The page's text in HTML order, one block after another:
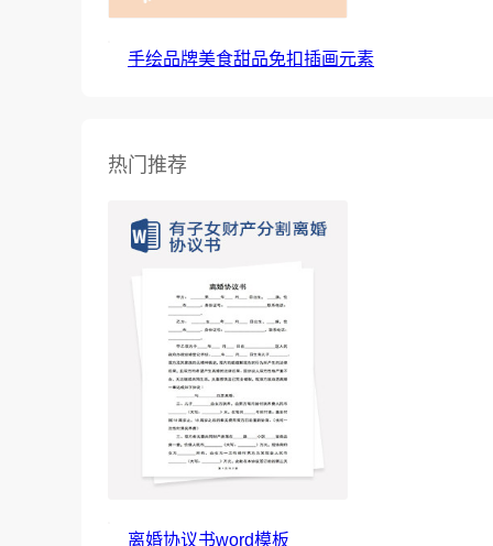
手绘品牌美食甜品免扣插画元素
热门推荐
离婚协议书word模板